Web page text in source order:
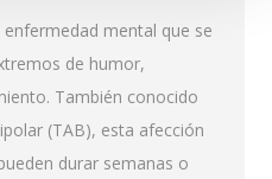
mental que se
de humor,
También conocido
(TAB), esta afección
durar semanas o